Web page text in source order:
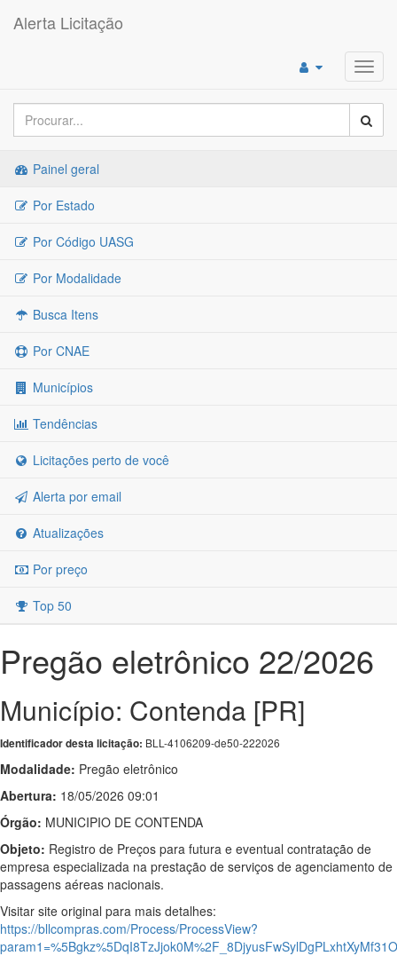
Alerta Licitação
Painel geral
Por Estado
Por Código UASG
Por Modalidade
Busca Itens
Por CNAE
Municípios
Tendências
Licitações perto de você
Alerta por email
Atualizações
Por preço
Top 50
Pregão eletrônico 22/2026
Município: Contenda [PR]
Identificador desta licitação: BLL-4106209-de50-222026
Modalidade: Pregão eletrônico
Abertura: 18/05/2026 09:01
Órgão: MUNICIPIO DE CONTENDA
Objeto: Registro de Preços para futura e eventual contratação de
empresa especializada na prestação de serviços de agenciamento de
passagens aéreas nacionais.
Visitar site original para mais detalhes:
https://bllcompras.com/Process/ProcessView?